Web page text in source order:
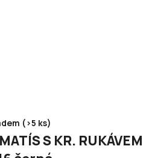
(>5 ks)
S KR. RUKÁVEM